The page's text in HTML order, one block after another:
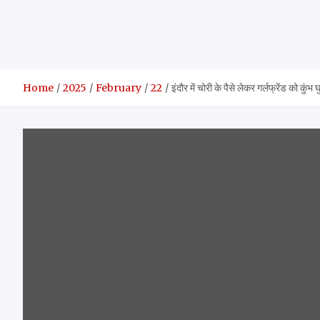
Home 2025 February 22 इंदौर में चोरी के पैसे लेकर गर्लफ्रेंड को कुंभ